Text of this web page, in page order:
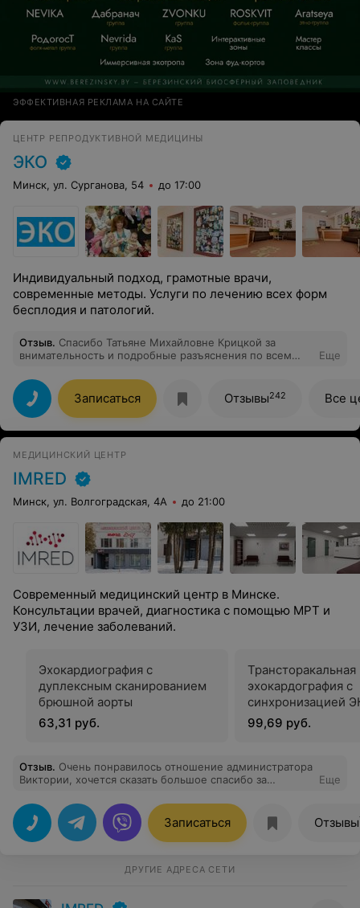
ЭФФЕКТИВНАЯ РЕКЛАМА НА САЙТЕ
ЦЕНТР РЕПРОДУКТИВНОЙ МЕДИЦИНЫ
ЭКО
Минск, ул. Сурганова, 54 до 17:00
Индивидуальный подход, грамотные врачи,
современные методы. Услуги по лечению всех форм
бесплодия и патологий.
Отзыв. Спасибо Татьяне Михайловне Крицкой за
внимательность и подробные разъяснения по всем
врач, чьи рекомендации действительно работают.
Еще
Записаться Отзывы242 Все
МЕДИЦИНСКИЙ ЦЕНТР
IMRED
Минск, ул. Волгоградская, 4А до 21:00
Современный медицинский центр в Минске.
Консультации врачей, диагностика с помощью МРТ и
УЗИ, лечение заболеваний.
Эхокардиография с
дуплексным сканированием
брюшной аорты
63,31 руб.
Трансторакальная
эхокардография с
синхронизацией
определением
продольной
99,69 руб.
Отзыв. Очень понравилось отношение администратора
Виктории, хочется сказать большое спасибо за
Еще
Записаться Отзывы
ДРУГИЕ АДРЕСА СЕТИ